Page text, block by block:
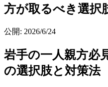
方が取るべき選択
公開: 2026/6/24
岩手の一人親方必
の選択肢と対策法